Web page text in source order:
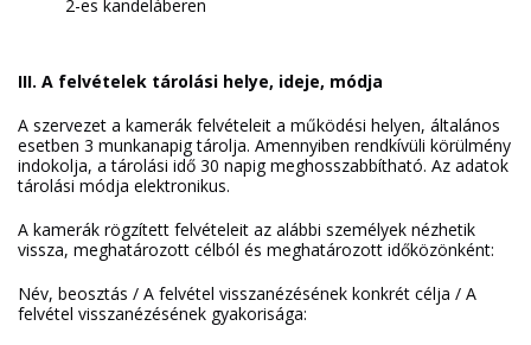
2-es kandeláberen
III. A felvételek tárolási helye, ideje, módja
A szervezet a kamerák felvételeit a működési helyen, általános
esetben 3 munkanapig tárolja. Amennyiben rendkívüli körülmény
indokolja, a tárolási idő 30 napig meghosszabbítható. Az adatok
tárolási módja elektronikus.
A kamerák rögzített felvételeit az alábbi személyek nézhetik
vissza, meghatározott célból és meghatározott időközönként:
Név, beosztás / A felvétel visszanézésének konkrét célja / A
felvétel visszanézésének gyakorisága: